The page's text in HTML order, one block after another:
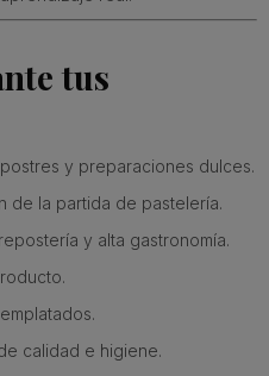
tus
y preparaciones dulces.
de la partida de pastelería.
y alta gastronomía.
calidad e higiene.